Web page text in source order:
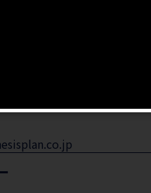
る詳しいお問い合わせ先はこ
ング（株）